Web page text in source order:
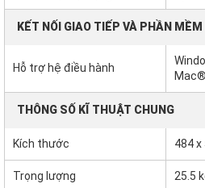
KẾT NỐI GIAO TIẾP VÀ PHẦN MỀM
Hỗ trợ hệ điều hành
THÔNG SỐ KĨ THUẬT CHUNG
Kích thước 484 x
Trọng lượng 25.5